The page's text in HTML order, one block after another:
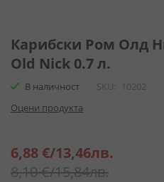
към
началото
на
галерия
снимки
Карибски Ром Олд
Old Nick 0.7 л.
В наличност SKU
10202
Оцени продукта
Специална
цена
6,88 €/13,46лв.
8,10 €/15,84лв.